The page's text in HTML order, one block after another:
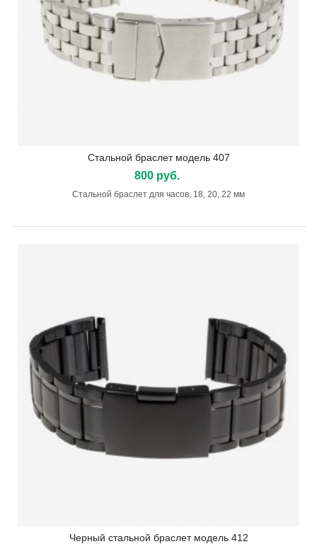
Стальной браслет модель 407
800 руб.
Стальной браслет для часов, 18, 20, 22 мм
Черный стальной браслет модель 412